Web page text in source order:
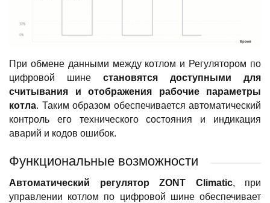
При обмене данными между котлом и Регулятором по
цифровой шине становятся доступными для
считывания и отображения рабочие параметры
котла. Таким образом обеспечивается автоматический
контроль его технического состояния и индикация
аварий и кодов ошибок.
Функциональные возможности
Автоматический регулятор ZONT Climatic, при
управлении котлом по цифровой шине обеспечивает